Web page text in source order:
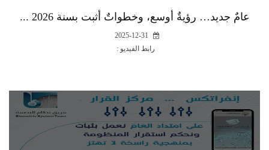
عامٌ جديد… رؤيةٌ أوسع، وخطواتٌ أثبت بسنة 2026 ...
رابط الفيديو :